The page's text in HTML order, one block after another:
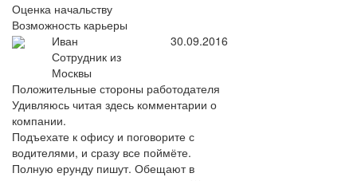
Оценка начальству
Возможность карьеры
Иван
Сотрудник из
Москвы
30.09.2016
Положительные стороны работодателя
Удивляюсь читая здесь комментарии о
компании.
Подъехате к офису и поговорите с
водителями, и сразу все поймёте.
Полную ерунду пишут. Обещают в